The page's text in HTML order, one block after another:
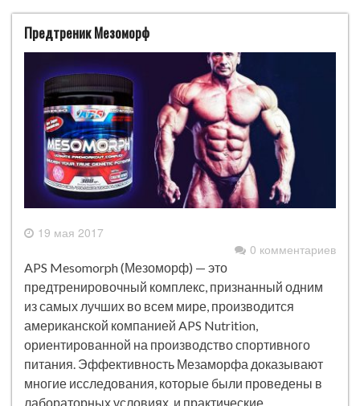
Предтреник Мезоморф
19 мая 2017
0 комментариев
APS Mesomorph (Мезоморф) — это
предтренировочный комплекс, признанный одним
из самых лучших во всем мире, производится
американской компанией APS Nutrition,
ориентированной на производство спортивного
питания. Эффективность Мезаморфа доказывают
многие исследования, которые были проведены в
лабораторных условиях, и практические